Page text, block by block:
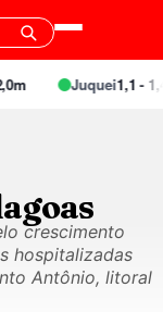
Juquei1,1 -
crescimento
hospitalizadas
Antônio, litoral